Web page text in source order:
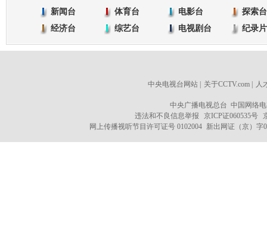
新闻台 体育台 电影台
探索台
经济台
综艺台 电视剧台 纪录
中央电视台网站 关于CCTV.com 人
中央广播电视总台 中国网络
违法和不良信息举报
京ICP证060535号
网上传播视听节目许可证号 0102004 新出网证（京）